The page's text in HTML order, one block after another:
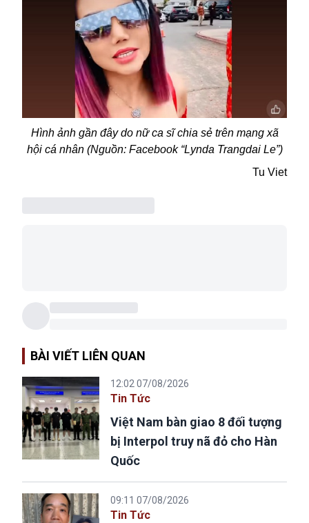
Hình ảnh gần đây do nữ ca sĩ chia sẻ trên mạng xã
hội cá nhân (Nguồn: Facebook “Lynda Trangdai Le”)
Tu Viet
BÀI VIẾT LIÊN QUAN
12:02 07/08/2026
Tin Tức
Việt Nam bàn giao 8 đối tượng
bị Interpol truy nã đỏ cho Hàn
Quốc
09:11 07/08/2026
Tin Tức